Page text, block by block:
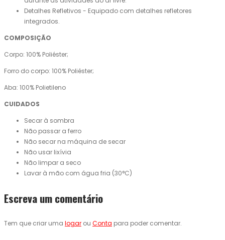
Detalhes Refletivos - Equipado com detalhes refletores
integrados.
COMPOSIÇÃO
Corpo: 100% Poliéster;
Forro do corpo: 100% Poliéster;
Aba: 100% Polietileno
CUIDADOS
Secar à sombra
Não passar a ferro
Não secar na máquina de secar
Não usar lixívia
Não limpar a seco
Lavar à mão com água fria (30°C)
Escreva um comentário
Tem que criar uma logar ou Conta para poder comentar.